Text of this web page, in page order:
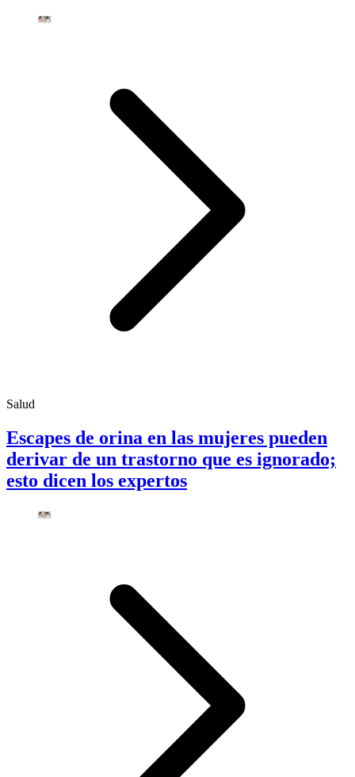
Salud
Escapes de orina en las mujeres pueden
derivar de un trastorno que es ignorado;
esto dicen los expertos